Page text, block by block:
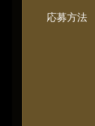
応募方法